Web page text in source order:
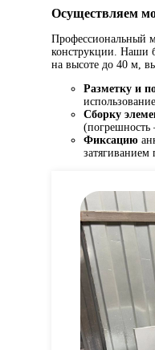
Осуществляем
Профессиональный
конструкции. Наши
на высоте до 40 м,
Разметку и
Сборку
Фиксацию